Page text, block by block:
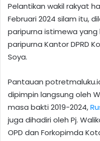
Pelantikan wakil rakyat
Februari 2024 silam itu,
paripurna istimewa
paripurna Kantor DPRD
Soya.
Pantauan
dipimpin langsung oleh
masa bakti 2019-2024,
juga dihadiri oleh Pj.
OPD dan Forkopimda